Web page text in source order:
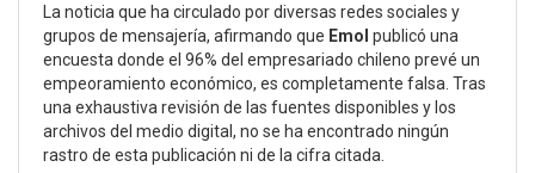
La noticia que ha circulado por diversas redes sociales y
grupos de mensajería, afirmando que Emol publicó una
encuesta donde el 96% del empresariado chileno prevé un
empeoramiento económico, es completamente falsa. Tras
una exhaustiva revisión de las fuentes disponibles y los
archivos del medio digital, no se ha encontrado ningún
rastro de esta publicación ni de la cifra citada.